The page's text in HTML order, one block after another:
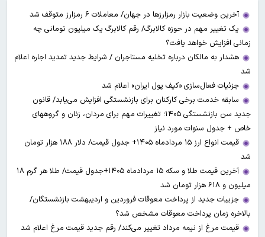
آخرین وضعیت بازار رمزارزها در جهان/ معاملات ۶ رمزارز متوقف شد
یک تغییر مهم در حوزه کالابرگ/ رقم کالابرگ یک میلیون تومانی چه
زمانی افزایش خواهد یافت؟
هشدار به مالکان درباره تخلیه مستاجران / شرایط جدید تمدید اجاره اعلام
شد
جزئیات فعال‌سازی «کیف پول ایران» اعلام شد
سابقه خدمت برخی کارکنان برای بازنشستگی افزایش می‌یابد/ قانون
جدید سن بازنشستگی ۱۴۰۵؛ تغییرات مهم برای مردان، زنان و گروههای
خاص + جدول سنوات مورد نیاز
قیمت انواع ارز ۱۵ مردادماه ۱۴۰۵+ جدول قیمت/ دلار ۱۸۸ هزار تومان
شد
آخرین قیمت طلا و سکه ۱۵ مردادماه ۱۴۰۵+جدول قیمت/ طلا هر گرم ۱۸
میلیون و ۶۱۸ هزار تومان شد
جزییات جدید از پرداخت معوقات فروردین و اردیبهشت بازنشستگان/
بالاخره زمان پرداخت معوقات مشخص شد؟
قیمت مرغ از نیمه مرداد تغییر می‌کند/ رقم جدید قیمت مرغ اعلام شد